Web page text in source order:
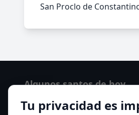
San Proclo de
Tu privacidad es
Algunos santos de hoy
San Osvaldo de Maserfield